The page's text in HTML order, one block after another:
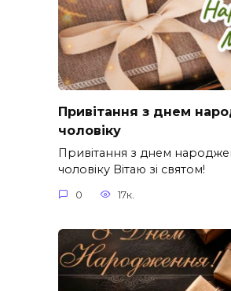
Привітання з днем
чоловіку
Привітання з днем
чоловіку Вітаю зі святом!
0 17к.